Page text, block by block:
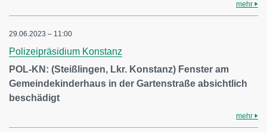
mehr
29.06.2023 – 11:00
Polizeipräsidium Konstanz
POL-KN: (Steißlingen, Lkr. Konstanz) Fenster am
Gemeindekinderhaus in der Gartenstraße absichtlich
beschädigt
mehr